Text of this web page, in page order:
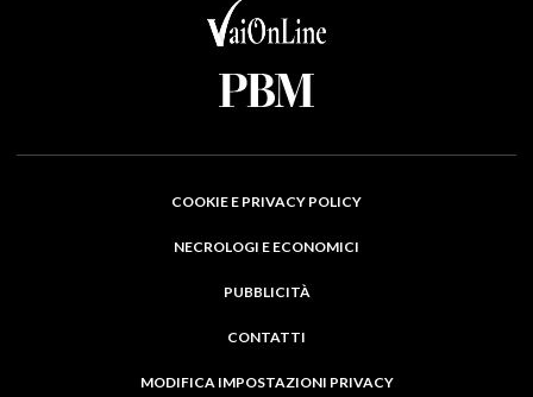
COOKIE E PRIVACY POLICY
NECROLOGI E ECONOMICI
PUBBLICITÀ
CONTATTI
MODIFICA IMPOSTAZIONI PRIVACY